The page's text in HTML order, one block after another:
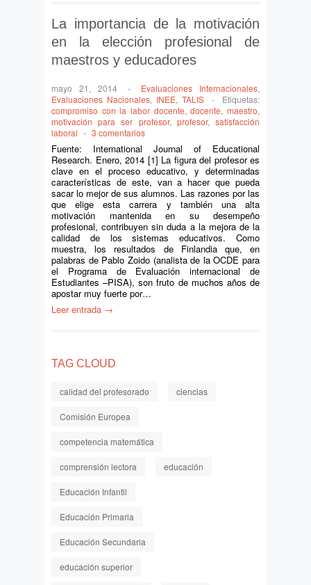
La importancia de la motivación
en la elección profesional de
maestros y educadores
mayo 21, 2014 - Evaluaciones Internacionales,
Evaluaciones Nacionales, INEE, TALIS -
Etiquetas:
compromiso con la labor docente,docente,maestro,
motivación para ser profesor, profesor,satisfacción
laboral - 3 comentarios
Fuente: International Journal of Educational
Research. Enero, 2014 [1] La figura del profesor es
clave en el proceso educativo, y determinadas
características de este, van a hacer que pueda
sacar lo mejor de sus alumnos. Las razones por las
que elige esta carrera y también una alta
motivación mantenida en su desempeño
profesional, contribuyen sin duda a la mejora de la
calidad de los sistemas educativos. Como
muestra, los resultados de Finlandia que, en
palabras de Pablo Zoido (analista de la OCDE para
el Programa de Evaluación internacional de
Estudiantes –PISA), son fruto de muchos años de
apostar muy fuerte por…
Leer entrada →
TAG CLOUD
calidad del profesorado ciencias
Comisión Europea
competencia matemática
comprensión lectora educación
Educación Infantil
Educación Primaria
Educación Secundaria
educación superior